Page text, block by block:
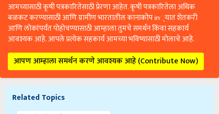
आमच्यासाठी कृषी पत्रकारितेसाठी प्रेरणा आहेत. कृषी पत्रकारितेला अधिक
बळकट करण्यासाठी आणि ग्रामीण भारतातील कानाकोप in्यात शेतकरी
आणि लोकांपर्यंत पोहोचण्यासाठी आम्हाला तुमचे समर्थन किंवा सहकार्य
आवश्यक आहे. आपले प्रत्येक सहकार्य आमच्या भविष्यासाठी मोलाचे आहे.
आपण आम्हाला समर्थन करणे आवश्यक आहे (Contribute Now)
Related Topics